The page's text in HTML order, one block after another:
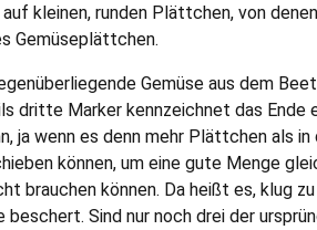
kleinen, runden Plättchen, von
Gemüseplättchen.
Gemüse aus dem
Marker kennzeichnet das Ende
ja wenn es denn mehr Plättchen als
können, um eine gute Menge
können. Da heißt es, klug
Sind nur noch drei der